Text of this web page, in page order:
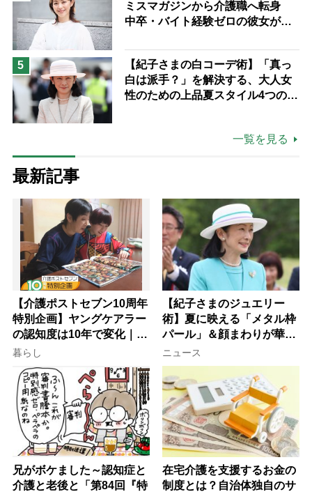
ミスマガジンから介護職へ転身
中卒・バイト経験ゼロの彼女が見
ながら自分らしくいられる」
5
【紀子さまの白コーデ術】「真っ
白は派手？」を解決する、大人女
性のための上品夏スタイル4つのコ
一覧を見る
最新記事
【介護ポストセブン10周年
特別企画】ヤングケアラー
の認知度は10年で変化｜流
行語大賞にノミネート、法
律にも明記されたが果たし
て現在は？
暮らし
【紀子さまのジュエリー
術】夏に映える「メタル枠
パール」＆顔まわりが華や
ぐ「揺れる一粒」の使い分
け方
ニュース
兄がボケました～認知症と
介護と老後と「第84回『特
在宅介護を支援するお金の
制度とは？自治体独自のサ